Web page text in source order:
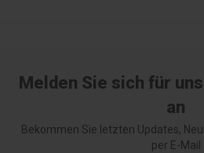
Melden Sie sich für
an
Bekommen Sie letzten Updates,
per E-Mail